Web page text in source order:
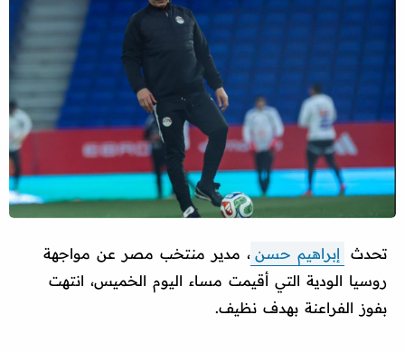
تحدث إبراهيم حسن ، مدير منتخب مصر عن مواجهة
روسيا الودية التي أقيمت مساء اليوم الخميس، انتهت
بفوز الفراعنة بهدف نظيف.